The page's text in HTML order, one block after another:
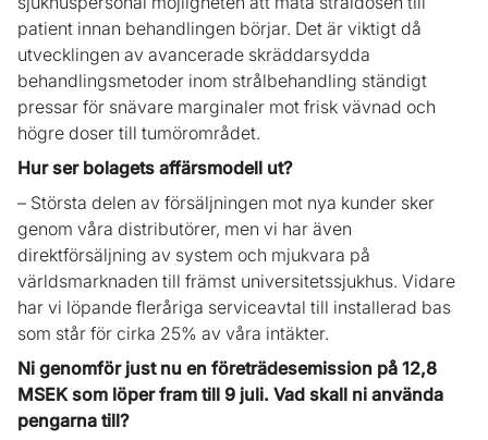
patient innan behandlingen börjar. Det är viktigt då
utvecklingen av avancerade skräddarsydda
behandlingsmetoder inom strålbehandling ständigt
pressar för snävare marginaler mot frisk vävnad och
högre doser till tumörområdet.
Hur ser bolagets affärsmodell ut?
– Största delen av försäljningen mot nya kunder sker
genom våra distributörer, men vi har även
direktförsäljning av system och mjukvara på
världsmarknaden till främst universitetssjukhus. Vidare
har vi löpande fleråriga serviceavtal till installerad bas
som står för cirka 25% av våra intäkter.
Ni genomför just nu en företrädesemission på 12,8
MSEK som löper fram till 9 juli. Vad skall ni använda
pengarna till?